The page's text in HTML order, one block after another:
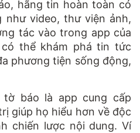
hãng tin hoàn toàn có
video, thư viện ảnh,
tác vào trong app của
thể khám phá tin tức
phương tiện sống động,
báo là app cung cấp
giúp họ hiểu hơn về độc
chiến lược nội dung. Ví